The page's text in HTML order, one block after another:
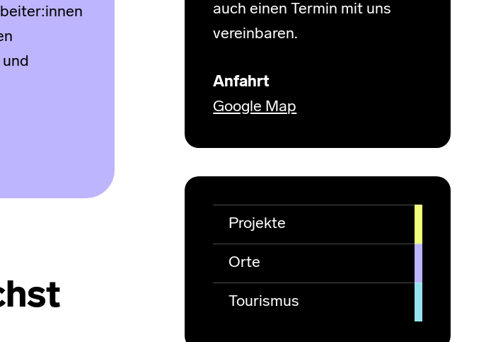
auch einen Termin mit uns
vereinbaren.
Anfahrt
Google Map
Projekte
Orte
Tourismus